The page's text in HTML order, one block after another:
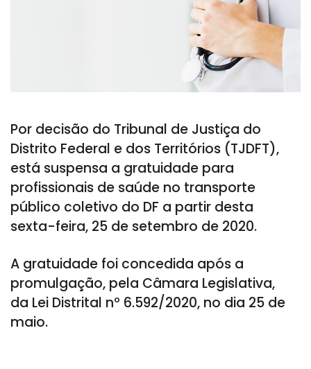
Por decisão do Tribunal de Justiça do
Distrito Federal e dos Territórios (TJDFT),
está suspensa a gratuidade para
profissionais de saúde no transporte
público coletivo do DF a partir desta
sexta-feira, 25 de setembro de 2020.
A gratuidade foi concedida após a
promulgação, pela Câmara Legislativa,
da Lei Distrital nº 6.592/2020, no dia 25 de
maio.